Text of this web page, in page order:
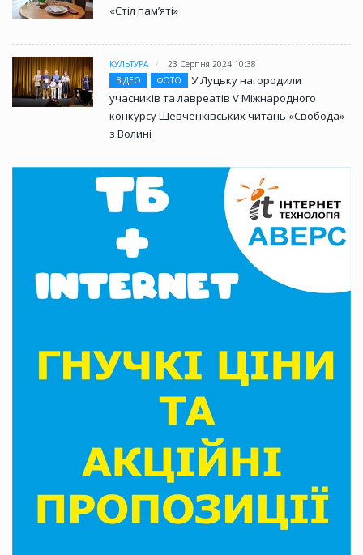
«Стіл памʼяті»
КУЛЬТУРА
23 Серпня 2024 10:38
ВІДЕО
ФОТО
У Луцьку нагородили
учасників та лавреатів V Міжнародного
конкурсу Шевченківських читань «Свобода»
з Волині